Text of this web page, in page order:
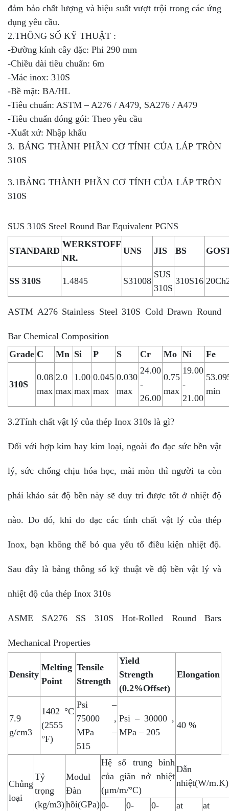
đảm bảo chất lượng và hiệu suất vượt trội trong các ứng
dụng yêu cầu.
2.THÔNG SỐ KỸ THUẬT :
-Đường kính cây đặc: Phi 290 mm
-Chiều dài tiêu chuẩn: 6m
-Mác inox: 310S
-Bề mặt: BA/HL
-Tiêu chuẩn: ASTM – A276 / A479, SA276 / A479
-Tiêu chuẩn đóng gói: Theo yêu cầu
-Xuất xứ: Nhập khẩu
3. BẢNG THÀNH PHẦN CƠ TÍNH CỦA LÁP TRÒN
310S
3.1BẢNG THÀNH PHẦN CƠ TÍNH CỦA LÁP TRÒN
310S
SUS 310S Steel Round Bar Equivalent PGNS
STANDARD
WERKSTOFF
NR.
UNS JIS BS
SS 310S 1.4845 S31008
SUS
310S
310S16
ASTM A276 Stainless Steel 310S Cold Drawn Round
Bar Chemical Composition
Grade C Mn Si P S Cr Mo Ni Fe
310S
0.08
max
2.0
max
1.00
max
0.045
max
0.030
max
24.00
-
26.00
0.75
max
19.00
-
21.00
min
3.2Tính chất vật lý của thép Inox 310s là gì?
Đối với hợp kim hay kim loại, ngoài đo đạc sức bền vật
lý, sức chống chịu hóa học, mài mòn thì người ta còn
phải khảo sát độ bền này sẽ duy trì được tốt ở nhiệt độ
nào. Do đó, khi đo đạc các tính chất vật lý của thép
Inox, bạn không thể bỏ qua yếu tố điều kiện nhiệt độ.
Sau đây là bảng thông số kỹ thuật về độ bền vật lý và
nhiệt độ của thép Inox 310s
ASME SA276 SS 310S Hot-Rolled Round Bars
Mechanical Properties
Density
Melting
Point
Tensile
Strength
Yield
Strength
(0.2%Offset)
Elongation
7.9
g/cm3
1402 °C
(2555
°F)
Psi –
75000 ,
MPa –
515
Psi – 30000 ,
MPa – 205
40 %
Chủng
loại
Tỷ
trọng
(kg/m3)
Modul
Đàn
hồi(GPa)
Hệ số trung bình
của giãn nở nhiệt
(μm/m/°C)
Dẫn
nhiệt(W/m.K)
0-
0-
0-
at
at